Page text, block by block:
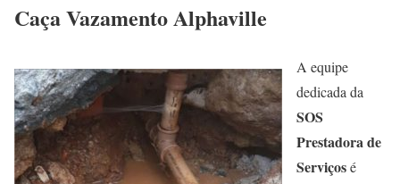
Caça Vazamento Alphaville
A equipe
dedicada da
SOS
Prestadora de
Serviçosé